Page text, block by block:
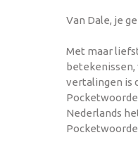
Van Dale, je
Met maar
vertalingen is
Nederlands